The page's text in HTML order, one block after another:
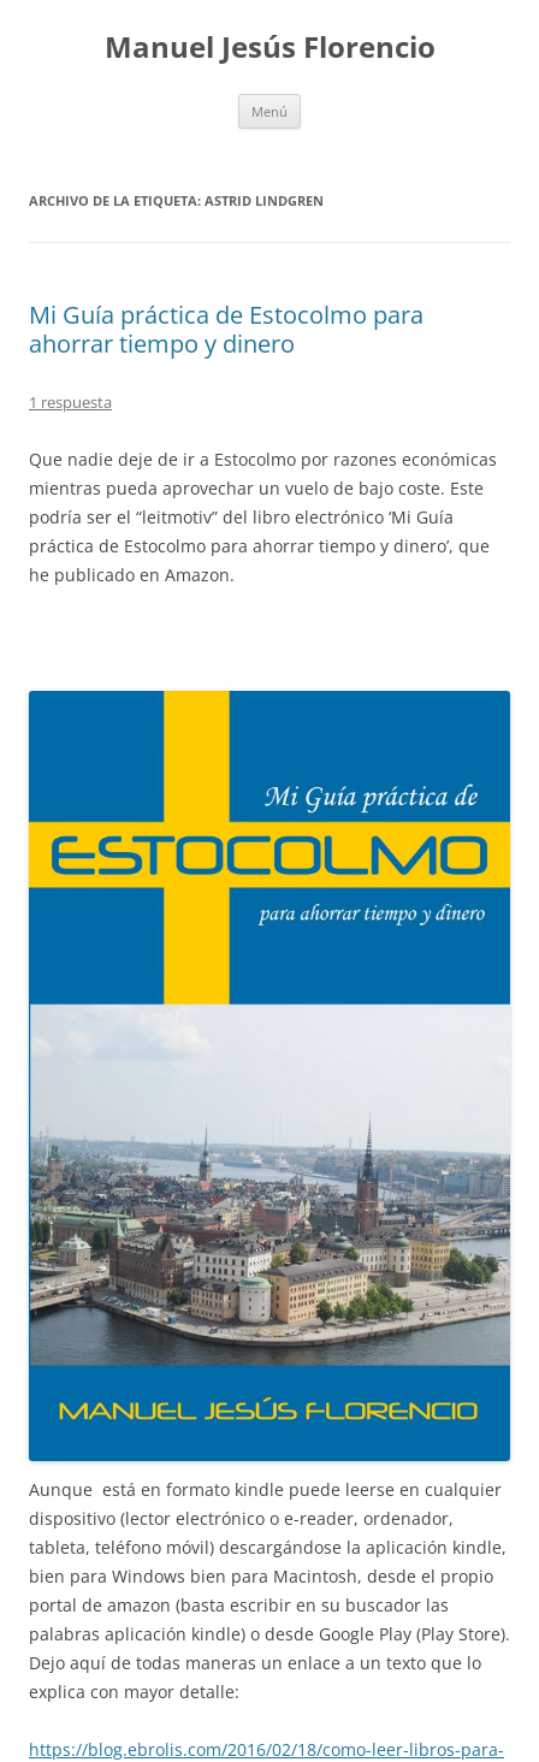
contenidoManuel Jesús Florencio
Menú
ARCHIVO DE LA ETIQUETA: ASTRID LINDGREN
Mi Guía práctica de Estocolmo para
ahorrar tiempo y dinero
1 respuesta
Que nadie deje de ir a Estocolmo por razones económicas
mientras pueda aprovechar un vuelo de bajo coste. Este
podría ser el “leitmotiv” del libro electrónico ‘Mi Guía
práctica de Estocolmo para ahorrar tiempo y dinero’, que
he publicado en Amazon.
Aunque está en formato kindle puede leerse en cualquier
dispositivo (lector electrónico o e-reader, ordenador,
tableta, teléfono móvil) descargándose la aplicación kindle,
bien para Windows bien para Macintosh, desde el propio
portal de amazon (basta escribir en su buscador las
palabras aplicación kindle) o desde Google Play (Play Store).
Dejo aquí de todas maneras un enlace a un texto que lo
explica con mayor detalle:
https://blog.ebrolis.com/2016/02/18/como-leer-libros-para-